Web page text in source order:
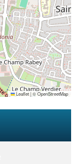
Leaflet|©OpenStreetMap